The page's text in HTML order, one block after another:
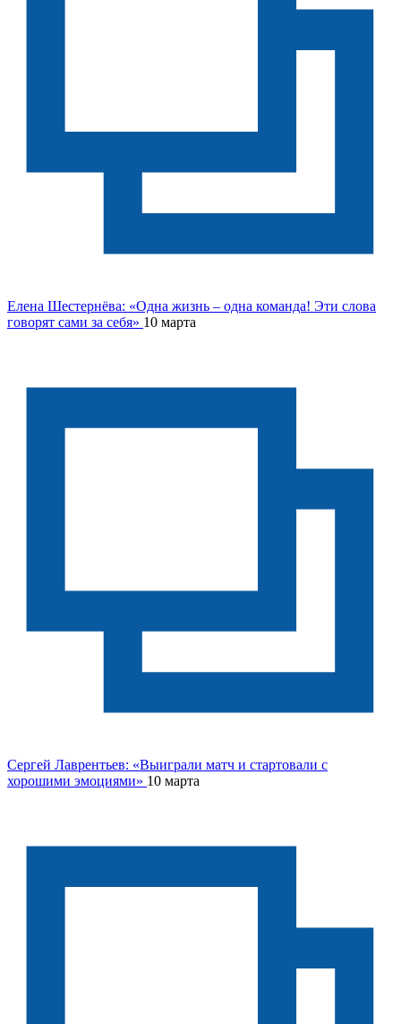
Елена Шестернёва: «Одна жизнь – одна команда! Эти слова
говорят сами за себя» 10 марта
Сергей Лаврентьев: «Выиграли матч и стартовали с
хорошими эмоциями» 10 марта